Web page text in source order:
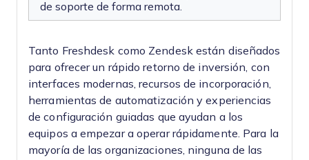
de soporte de forma remota.
Tanto Freshdesk como Zendesk están diseñados
para ofrecer un rápido retorno de inversión, con
interfaces modernas, recursos de incorporación,
herramientas de automatización y experiencias
de configuración guiadas que ayudan a los
equipos a empezar a operar rápidamente. Para la
mayoría de las organizaciones, ninguna de las